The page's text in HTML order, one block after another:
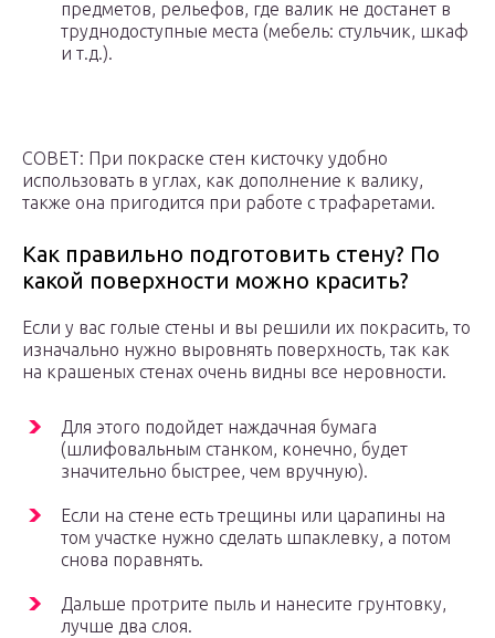
предметов, рельефов, где валик не достанет в
труднодоступные места (мебель: стульчик, шкаф
и т.д.).
СОВЕТ: При покраске стен кисточку удобно
использовать в углах, как дополнение к валику,
также она пригодится при работе с трафаретами.
Как правильно подготовить стену? По
какой поверхности можно красить?
Если у вас голые стены и вы решили их покрасить, то
изначально нужно выровнять поверхность, так как
на крашеных стенах очень видны все неровности.
Для этого подойдет наждачная бумага
(шлифовальным станком, конечно, будет
значительно быстрее, чем вручную).
Если на стене есть трещины или царапины на
том участке нужно сделать шпаклевку, а потом
снова поравнять.
Дальше протрите пыль и нанесите грунтовку,
лучше два слоя.